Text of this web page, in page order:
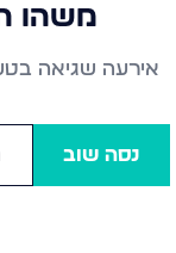
משהו
אירעה שגיאה
נסה שוב